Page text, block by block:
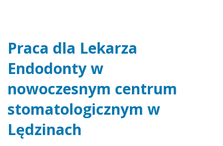
Praca dla Lekarza
Endodonty w
nowoczesnym centrum
stomatologicznym w
Lędzinach